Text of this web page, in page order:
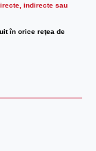
indirecte sau
în orice reţea de